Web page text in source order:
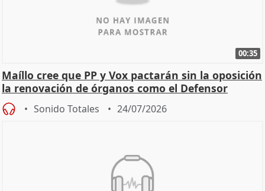
00:35
Maíllo cree que PP y Vox pactarán sin la oposición
la renovación de órganos como el Defensor
Sonido Totales 24/07/2026